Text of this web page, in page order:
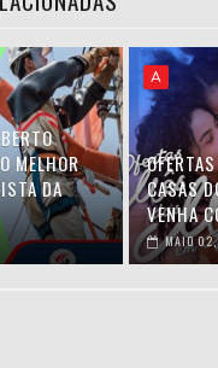
MELHOR
DA
A
CASAS
VENHA
MAIO